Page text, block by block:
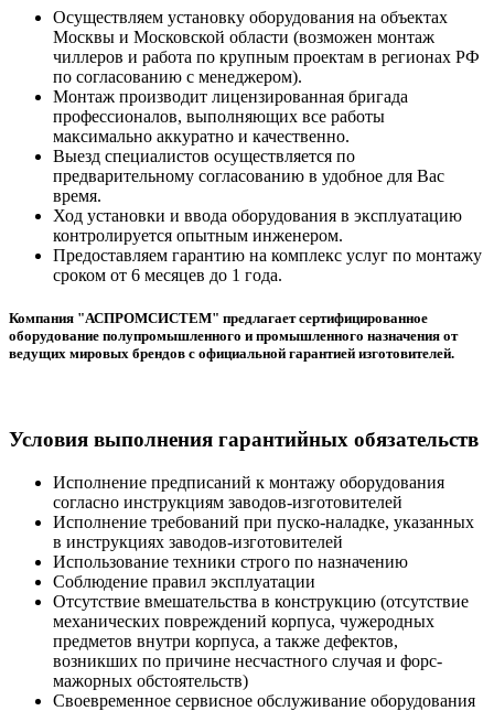
Осуществляем установку оборудования на объектах
Москвы и Московской области (возможен монтаж
чиллеров и работа по крупным проектам в регионах РФ
по согласованию с менеджером).
Монтаж производит лицензированная бригада
профессионалов, выполняющих все работы
максимально аккуратно и качественно.
Выезд специалистов осуществляется по
предварительному согласованию в удобное для Вас
время.
Ход установки и ввода оборудования в эксплуатацию
контролируется опытным инженером.
Предоставляем гарантию на комплекс услуг по монтажу
сроком от 6 месяцев до 1 года.
Компания "АСПРОМСИСТЕМ" предлагает сертифицированное
оборудование полупромышленного и промышленного назначения от
ведущих мировых брендов с официальной гарантией изготовителей.
Условия выполнения гарантийных обязательств
Исполнение предписаний к монтажу оборудования
согласно инструкциям заводов-изготовителей
Исполнение требований при пуско-наладке, указанных
в инструкциях заводов-изготовителей
Использование техники строго по назначению
Соблюдение правил эксплуатации
Отсутствие вмешательства в конструкцию (отсутствие
механических повреждений корпуса, чужеродных
предметов внутри корпуса, а также дефектов,
возникших по причине несчастного случая и форс-
мажорных обстоятельств)
Своевременное сервисное обслуживание оборудования